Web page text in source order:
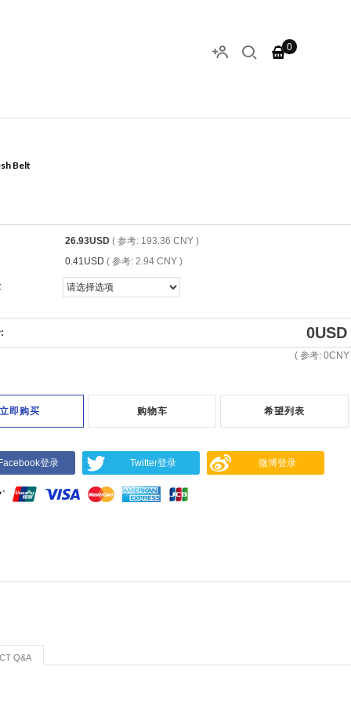
0
Belt
26.93USD ( 参考: 193.36 CNY )
0.41USD ( 参考: 2.94 CNY )
0USD
( 参考: 0CNY
立即购买 购物车 希望列表
Facebook登录 Twitter登录 微博登录
Q&A